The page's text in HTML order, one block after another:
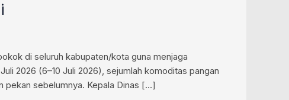
di seluruh kabupaten/kota guna menjaga
2026 (6–10 Juli 2026), sejumlah komoditas pangan
pekan sebelumnya. Kepala Dinas […]